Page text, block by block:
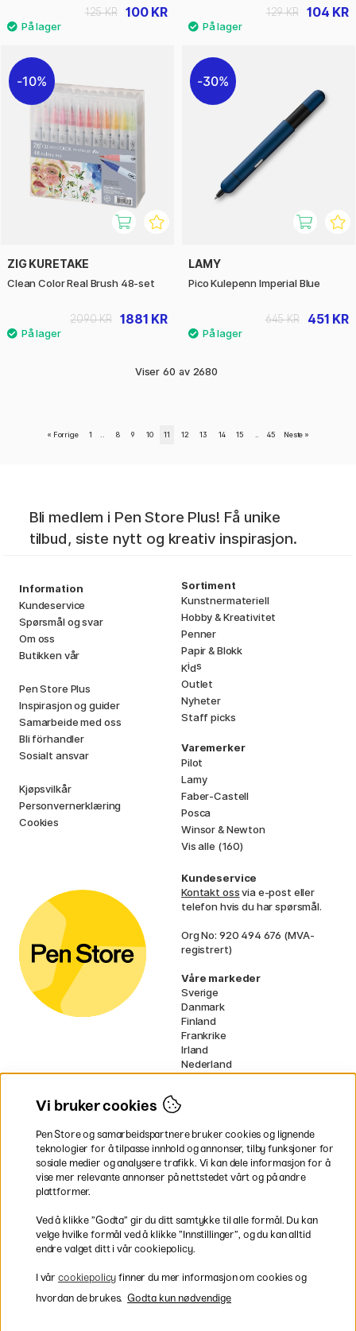
100 KR
125 KR 104 KR
129 KR
10%
ZIG KURETAKE
Clean Color Real Brush 48-set
1881 KR
2090 KR
30%
LAMY
Pico Kulepenn Imperial Blue
451 KR
645 KR
Viser 60 av 2680
« Forrige 1 8 9 10 11 12 13 14 15 45 Neste »
Bli medlem i Pen Store Plus! Få unike
tilbud, siste nytt og kreativ inspirasjon.
Information
Kundeservice
Spørsmål og svar
Om oss
Butikken vår
Pen Store Plus
Inspirasjon og guider
Samarbeide med oss
Bli förhandler
Sosialt ansvar
Kjøpsvilkår
Personvernerklæring
Cookies
Sortiment
Kunstnermateriell
Hobby & Kreativitet
Penner
Papir & Blokk
Kids
Outlet
Nyheter
Staff picks
Varemerker
Pilot
Lamy
Faber-Castell
Posca
Winsor & Newton
Vis alle (160)
Kundeservice
Kontakt ossvia e-post eller
telefon hvis du har spørsmål.
Org No: 920 494 676 (MVA-
registrert)
Våre markeder
Sverige
Danmark
Finland
Frankrike
Irland
Nederland
Tyskland
* Spesifikkefraktvilkårgjelder for
voluminøse varer.
Rask og smidig levering
Vi bruker cookies
Pen Store og samarbeidspartnere bruker cookies og lignende
teknologier for å tilpasse innhold og annonser, tilby funksjoner for
sosiale medier og analysere trafikk. Vi kan dele informasjon for å
vise mer relevante annonser på nettstedet vårt og på andre
plattformer.
Ved å klikke ”Godta” gir du ditt samtykke til alle formål. Du kan
velge hvilke formål ved å klikke ”Innstillinger”, og du kan alltid
endre valget ditt i vår cookiepolicy.
I vår cookiepolicy finner du mer informasjon om cookies og
hvordan de brukes. Godta kun nødvendige